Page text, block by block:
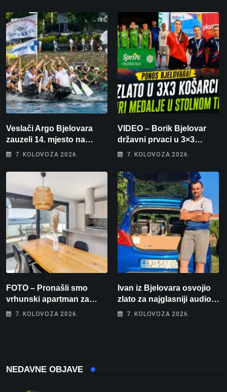
Veslači Argo Bjelovara
zauzeli 14. mjesto na
brzincu
7. KOLOVOZA 2026.
VIDEO – Borik Bjelovar
državni prvaci u 3×3
košarci, Klara Končar je
stolnom tenisu!
7. KOLOVOZA 2026.
FOTO – Pronašli smo
vrhunski apartman za
odmor: Pogled na more, tri
7. KOLOVOZA 2026.
Ivan iz Bjelovara osvojio
zlato za najglasniji audio
sustav i srušio osobni
7. KOLOVOZA 2026.
NEDAVNE OBJAVE